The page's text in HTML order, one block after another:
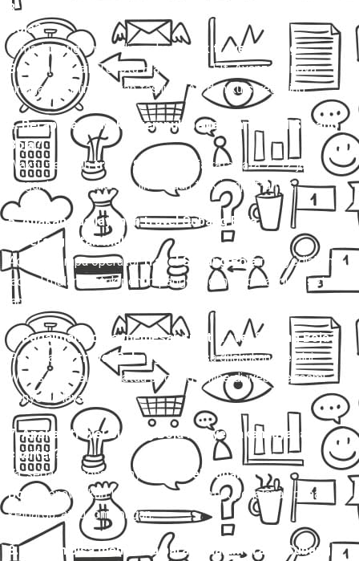
3. Apa saja pilihan armada untuk rute travel Subang
Boja?
Armada yang umum digunakan untuk travel Subang
Boja
antara lain Toyota Hiace, Isuzu Elf, Avanza, Innova,
hingga bus mini dengan fasilitas AC dan kursi reclining.
4. Berapa lama waktu tempuh perjalanan travel Subang
Boja?
Waktu tempuhtravel Subang Boja
rata-rata 7–12 jam,
tergantung kondisi lalu lintas dan titik jemput-antar.
5. Apakah ada layanan travel Subang Boja
keberangkatan malam?
Ada, beberapa operatortravel Subang Bojamenyediakan
jadwal malam untuk penumpang yang ingin berangkat setelah
jam kerja.
6. Bagaimana cara memesan tiket travel Subang Boja?
Pemesanantravel Subang Boja
bisa dilakukan melalui
WhatsApp, telepon, atau booking online di website resmi
penyedia layanan.
7. Apakah travel Subang Boja menyediakan layanan
charter?
Ya, sebagian besar penyedia
travel Subang
Boja
menawarkan layanan charter untuk perjalanan pribadi,
keluarga, atau rombongan.
8. Apakah bisa membawa barang dalam travel Subang